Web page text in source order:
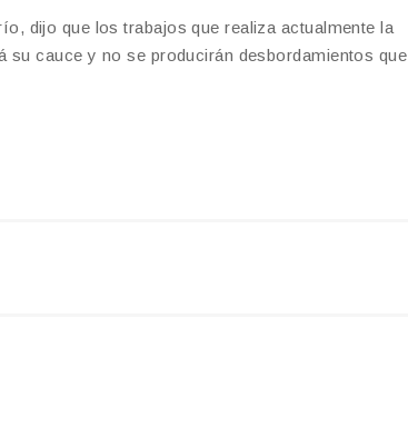
dijo que los trabajos que realiza actualmente la
su cauce y no se producirán desbordamientos que